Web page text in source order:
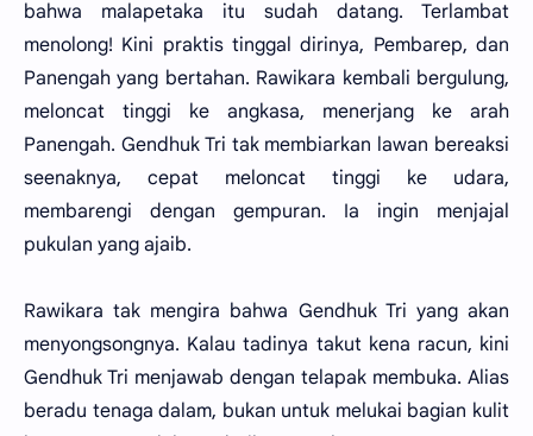
bahwa malapetaka itu sudah datang. Terlambat
menolong! Kini praktis tinggal dirinya, Pembarep, dan
Panengah yang bertahan. Rawikara kembali bergulung,
meloncat tinggi ke angkasa, menerjang ke arah
Panengah. Gendhuk Tri tak membiarkan lawan bereaksi
seenaknya, cepat meloncat tinggi ke udara,
membarengi dengan gempuran. Ia ingin menjajal
pukulan yang ajaib.
Rawikara tak mengira bahwa Gendhuk Tri yang akan
menyongsongnya. Kalau tadinya takut kena racun, kini
Gendhuk Tri menjawab dengan telapak membuka. Alias
beradu tenaga dalam, bukan untuk melukai bagian kulit